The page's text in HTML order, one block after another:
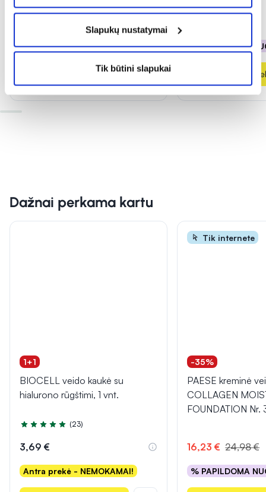
Slapukų nustatymai
Tik būtini slapukai
% PAPILDOMA NUOLAIDA
Į krepšelį
% PAPILDOMA
Į
Dažnai perkama kartu
1+1
BIOCELL veido kaukė su
hialurono rūgštimi, 1 vnt.
Įvertinimas 5.0 iš 5
(23)
3,69 €
Antra prekė - NEMOKAMAI!
Tik internete
-35%
PAESE kreminė
COLLAGEN
FOUNDATION Nr.
16,23 € 24,98 €
% PAPILDOMA